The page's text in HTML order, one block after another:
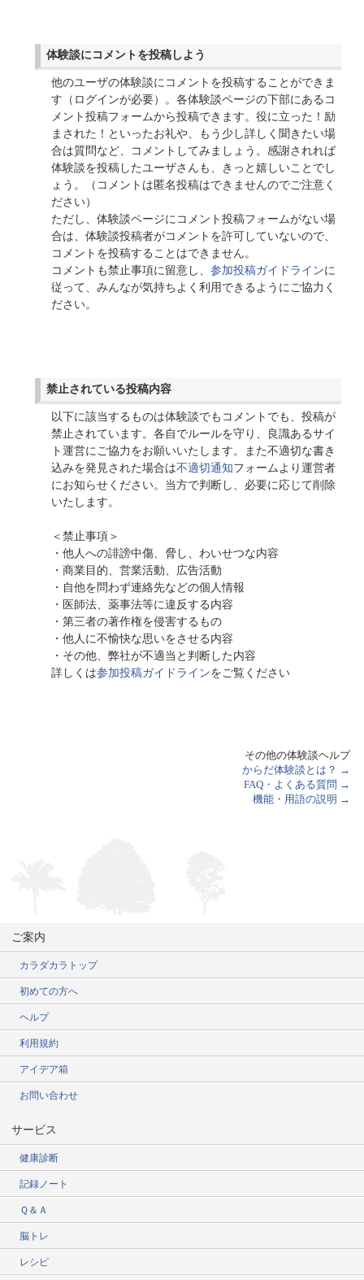
体験談にコメントを投稿しよう
他のユーザの体験談にコメントを投稿することができま
す（ログインが必要）。各体験談ページの下部にあるコ
メント投稿フォームから投稿できます。役に立った！励
まされた！といったお礼や、もう少し詳しく聞きたい場
合は質問など、コメントしてみましょう。感謝されれば
体験談を投稿したユーザさんも、きっと嬉しいことでし
ょう。（コメントは匿名投稿はできませんのでご注意く
ださい）
ただし、体験談ページにコメント投稿フォームがない場
合は、体験談投稿者がコメントを許可していないので、
コメントを投稿することはできません。
コメントも禁止事項に留意し、 参加投稿ガイドラインに
従って、みんなが気持ちよく利用できるようにご協力く
ださい。
禁止されている投稿内容
以下に該当するものは体験談でもコメントでも、投稿が
禁止されています。各自でルールを守り、良識あるサイ
ト運営にご協力をお願いいたします。また不適切な書き
込みを発見された場合は不適切通知フォームより運営者
にお知らせください。当方で判断し、必要に応じて削除
いたします。
＜禁止事項＞
・他人への誹謗中傷、脅し、わいせつな内容
・商業目的、営業活動、広告活動
・自他を問わず連絡先などの個人情報
・医師法、薬事法等に違反する内容
・第三者の著作権を侵害するもの
・他人に不愉快な思いをさせる内容
・その他、弊社が不適当と判断した内容
詳しくは参加投稿ガイドラインをご覧ください
その他の体験談ヘルプ
からだ体験談とは？ →
FAQ・よくある質問 →
機能・用語の説明 →
ご案内
カラダカラトップ
初めての方へ
ヘルプ
利用規約
アイデア箱
お問い合わせ
サービス
健康診断
記録ノート
Ｑ＆Ａ
脳トレ
レシピ